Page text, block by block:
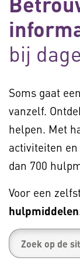
bij
Soms gaat
vanzelf.
helpen. Met
activiteiten
dan 700
Voor een
hulpmiddelen